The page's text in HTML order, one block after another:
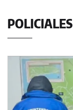
POLICIALES